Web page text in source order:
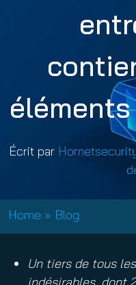
Écrit par
Home » Blog
Un tiers de tous